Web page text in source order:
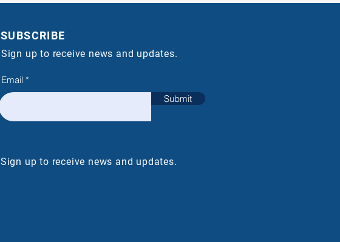
SUBSCRIBE
Sign up to receive news and updates.
Email
Submit
Sign up to receive news and updates.